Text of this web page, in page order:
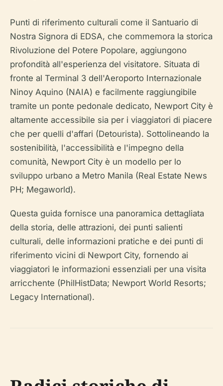
Punti di riferimento culturali come il Santuario di
Nostra Signora di EDSA, che commemora la storica
Rivoluzione del Potere Popolare, aggiungono
profondità all'esperienza del visitatore. Situata di
fronte al Terminal 3 dell'Aeroporto Internazionale
Ninoy Aquino (NAIA) e facilmente raggiungibile
tramite un ponte pedonale dedicato, Newport City è
altamente accessibile sia per i viaggiatori di piacere
che per quelli d'affari (Detourista). Sottolineando la
sostenibilità, l'accessibilità e l'impegno della
comunità, Newport City è un modello per lo
sviluppo urbano a Metro Manila (Real Estate News
PH; Megaworld).
Questa guida fornisce una panoramica dettagliata
della storia, delle attrazioni, dei punti salienti
culturali, delle informazioni pratiche e dei punti di
riferimento vicini di Newport City, fornendo ai
viaggiatori le informazioni essenziali per una visita
arricchente (PhilHistData; Newport World Resorts;
Legacy International).